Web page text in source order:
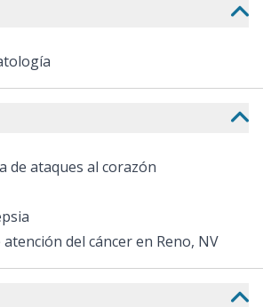
de ataques al corazón
del cáncer en Reno, NV